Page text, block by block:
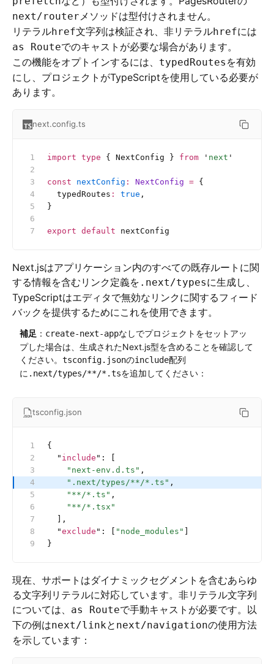
next/routerメソッドは型付けされません。
リテラルhref文字列は検証され、非リテラルhrefには
as Routeでのキャストが必要な場合があります。
この機能をオプトインするには、 typedRoutes を有効
にし、プロジェクトがTypeScriptを使用している必要が
あります。
next.config.ts
import type { NextConfig } from ' next '
const nextConfig : NextConfig = {
  typedRoutes
: true ,
}
export default nextConfig
Next.jsはアプリケーション内のすべての既存ルートに関
する情報を含むリンク定義を .next/typesに生成し、
TypeScriptはエディタで無効なリンクに関するフィード
バックを提供するためにこれを使用できます。
補足 ： create-next-appなしでプロジェクトをセットアッ
プした場合は、生成されたNext.js型を含めることを確認して
ください。 tsconfig.jsonのinclude配列
に .next/types/**/*.tsを追加してください：
tsconfig.json
{
  "
include " :
    "next-env.d.ts"
,
    ".next/types/**/*.ts"
,
    "**/*.ts"
,
    "**/*.tsx"
  ],
  "
exclude " : "node_modules"
}
現在、サポートはダイナミックセグメントを含むあらゆ
る文字列リテラルに対応しています。非リテラル文字列
については、 as Routeで手動キャストが必要です。以
下の例はnext/linkと next/navigationの使用方法
を示しています：